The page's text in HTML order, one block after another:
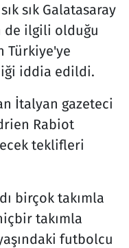
sık Galatasaray
de ilgili olduğu
Türkiye'ye
iddia edildi.
İtalyan gazeteci
Rabiot
teklifleri
birçok takımla
takımla
futbolcu